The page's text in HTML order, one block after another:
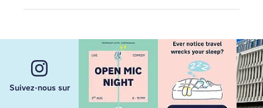
Suivez-nous sur